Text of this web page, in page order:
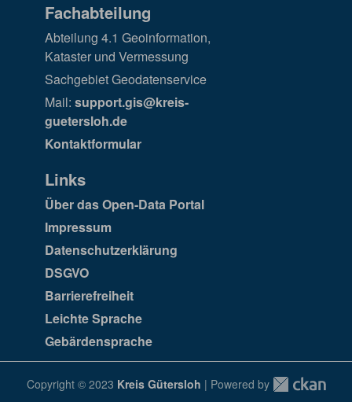
Fachabteilung
Abteilung 4.1 Geoinformation,
Kataster und Vermessung
Sachgebiet Geodatenservice
Mail: support.gis@kreis-
guetersloh.de
Kontaktformular
Links
Über das Open-Data Portal
Impressum
Datenschutzerklärung
DSGVO
Barrierefreiheit
Leichte Sprache
Gebärdensprache
Copyright © 2023 Kreis Gütersloh | Powered by